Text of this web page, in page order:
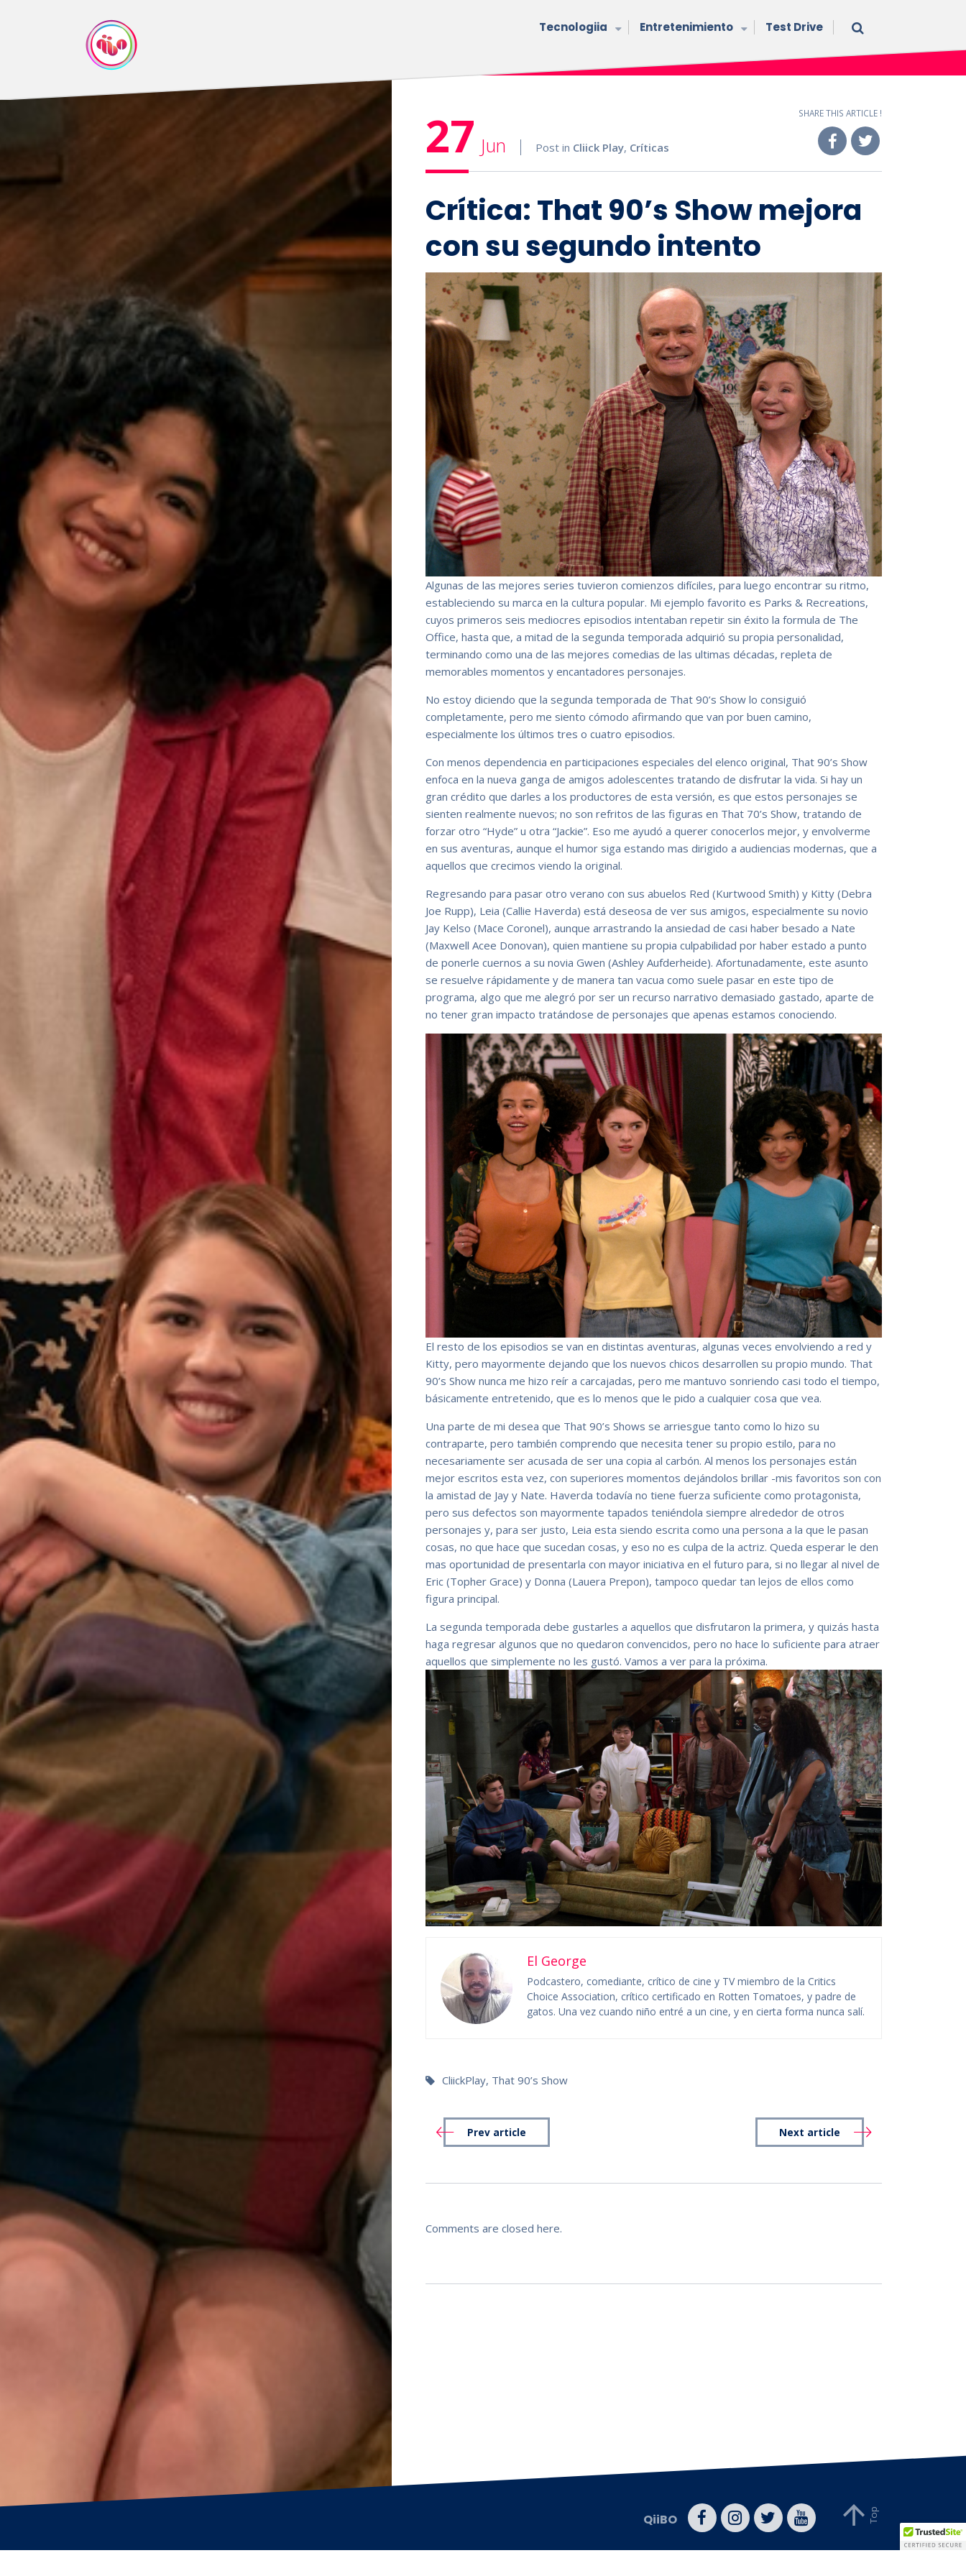
Tecnologiia Entretenimiento Test Drive
27 Jun Post in Cliick Play, Críticas
SHARE THIS ARTICLE !
Crítica: That 90’s Show mejora
con su segundo intento
Algunas de las mejores series tuvieron comienzos difíciles, para luego encontrar su ritmo,
estableciendo su marca en la cultura popular. Mi ejemplo favorito es Parks & Recreations,
cuyos primeros seis mediocres episodios intentaban repetir sin éxito la formula de The
Office, hasta que, a mitad de la segunda temporada adquirió su propia personalidad,
terminando como una de las mejores comedias de las ultimas décadas, repleta de
memorables momentos y encantadores personajes.
No estoy diciendo que la segunda temporada de That 90’s Show lo consiguió
completamente, pero me siento cómodo afirmando que van por buen camino,
especialmente los últimos tres o cuatro episodios.
Con menos dependencia en participaciones especiales del elenco original, That 90’s Show
enfoca en la nueva ganga de amigos adolescentes tratando de disfrutar la vida. Si hay un
gran crédito que darles a los productores de esta versión, es que estos personajes se
sienten realmente nuevos; no son refritos de las figuras en That 70’s Show, tratando de
forzar otro “Hyde” u otra “Jackie”. Eso me ayudó a querer conocerlos mejor, y envolverme
en sus aventuras, aunque el humor siga estando mas dirigido a audiencias modernas, que a
aquellos que crecimos viendo la original.
Regresando para pasar otro verano con sus abuelos Red (Kurtwood Smith) y Kitty (Debra
Joe Rupp), Leia (Callie Haverda) está deseosa de ver sus amigos, especialmente su novio
Jay Kelso (Mace Coronel), aunque arrastrando la ansiedad de casi haber besado a Nate
(Maxwell Acee Donovan), quien mantiene su propia culpabilidad por haber estado a punto
de ponerle cuernos a su novia Gwen (Ashley Aufderheide). Afortunadamente, este asunto
se resuelve rápidamente y de manera tan vacua como suele pasar en este tipo de
programa, algo que me alegró por ser un recurso narrativo demasiado gastado, aparte de
no tener gran impacto tratándose de personajes que apenas estamos conociendo.
El resto de los episodios se van en distintas aventuras, algunas veces envolviendo a red y
Kitty, pero mayormente dejando que los nuevos chicos desarrollen su propio mundo. That
90’s Show nunca me hizo reír a carcajadas, pero me mantuvo sonriendo casi todo el tiempo,
básicamente entretenido, que es lo menos que le pido a cualquier cosa que vea.
Una parte de mi desea que That 90’s Shows se arriesgue tanto como lo hizo su
contraparte, pero también comprendo que necesita tener su propio estilo, para no
necesariamente ser acusada de ser una copia al carbón. Al menos los personajes están
mejor escritos esta vez, con superiores momentos dejándolos brillar -mis favoritos son con
la amistad de Jay y Nate. Haverda todavía no tiene fuerza suficiente como protagonista,
pero sus defectos son mayormente tapados teniéndola siempre alrededor de otros
personajes y, para ser justo, Leia esta siendo escrita como una persona a la que le pasan
cosas, no que hace que sucedan cosas, y eso no es culpa de la actriz. Queda esperar le den
mas oportunidad de presentarla con mayor iniciativa en el futuro para, si no llegar al nivel de
Eric (Topher Grace) y Donna (Lauera Prepon), tampoco quedar tan lejos de ellos como
figura principal.
La segunda temporada debe gustarles a aquellos que disfrutaron la primera, y quizás hasta
haga regresar algunos que no quedaron convencidos, pero no hace lo suficiente para atraer
aquellos que simplemente no les gustó. Vamos a ver para la próxima.
El George
Podcastero, comediante, crítico de cine y TV miembro de la Critics
Choice Association, crítico certificado en Rotten Tomatoes, y padre de
gatos. Una vez cuando niño entré a un cine, y en cierta forma nunca salí.
CliickPlay, That 90’s Show
Prev article Next article
Comments are closed here.
QiiBO